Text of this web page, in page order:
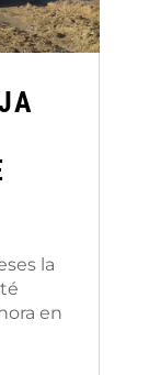
la
en